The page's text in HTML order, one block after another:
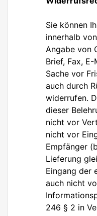
Sie können
innerhalb
Angabe von
Brief, Fax,
Sache vor
auch durch
widerrufen.
dieser
nicht vor
nicht vor
Empfänger
Lieferung
Eingang der
auch nicht
246 § 2 in